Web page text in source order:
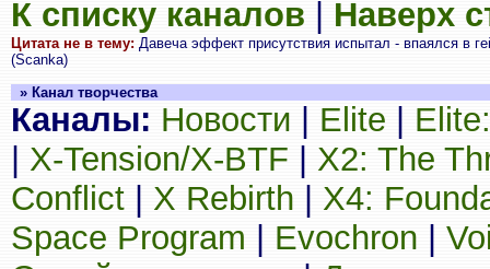
К списку каналов Наверх
Цитата не в тему: Давеча эффект присутствия испытал - впаялся в
(Scanka)
» Канал творчества
Каналы: Новости Elite
X-Tension/X-BTF
X2: The
Conflict
X Rebirth
X4:
Space Program
Evochron